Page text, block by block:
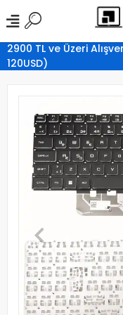
2900 TL ve Üzeri
120USD)